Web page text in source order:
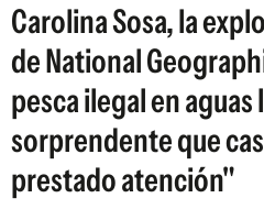
Carolina Sosa, la
de National
pesca ilegal en aguas
sorprendente que
prestado atención"